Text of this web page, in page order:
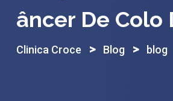
Âncer De Colo
Clinica Croce > Blog > blog